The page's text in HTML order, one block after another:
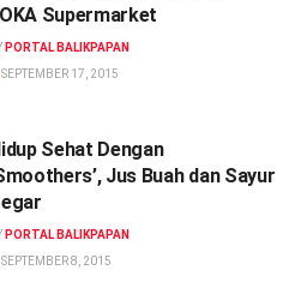
Supermarket
PORTAL BALIKPAPAN
SEPTEMBER 17, 2015
Sehat Dengan
Jus Buah dan Sayur
PORTAL BALIKPAPAN
SEPTEMBER 8, 2015